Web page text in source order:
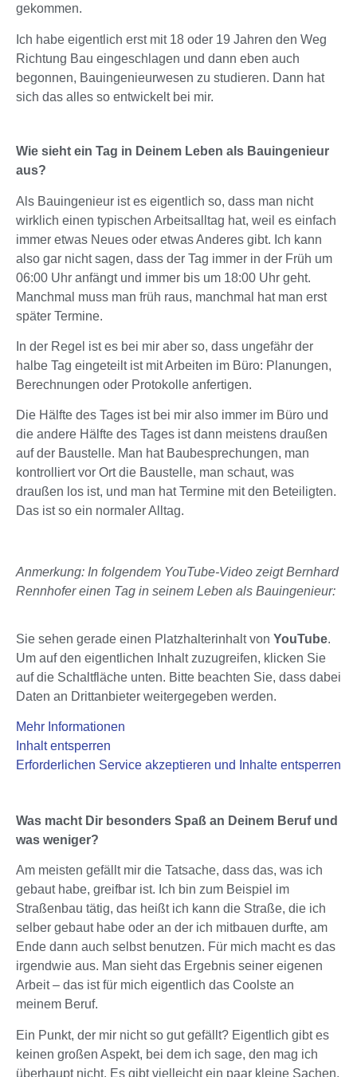
gekommen.
Ich habe eigentlich erst mit 18 oder 19 Jahren den Weg
Richtung Bau eingeschlagen und dann eben auch
begonnen, Bauingenieurwesen zu studieren. Dann hat
sich das alles so entwickelt bei mir.
Wie sieht ein Tag in Deinem Leben als Bauingenieur
aus?
Als Bauingenieur ist es eigentlich so, dass man nicht
wirklich einen typischen Arbeitsalltag hat, weil es einfach
immer etwas Neues oder etwas Anderes gibt. Ich kann
also gar nicht sagen, dass der Tag immer in der Früh um
06:00 Uhr anfängt und immer bis um 18:00 Uhr geht.
Manchmal muss man früh raus, manchmal hat man erst
später Termine.
In der Regel ist es bei mir aber so, dass ungefähr der
halbe Tag eingeteilt ist mit Arbeiten im Büro: Planungen,
Berechnungen oder Protokolle anfertigen.
Die Hälfte des Tages ist bei mir also immer im Büro und
die andere Hälfte des Tages ist dann meistens draußen
auf der Baustelle. Man hat Baubesprechungen, man
kontrolliert vor Ort die Baustelle, man schaut, was
draußen los ist, und man hat Termine mit den Beteiligten.
Das ist so ein normaler Alltag.
Anmerkung: In folgendem YouTube-Video zeigt Bernhard
Rennhofer einen Tag in seinem Leben als Bauingenieur:
Sie sehen gerade einen Platzhalterinhalt von YouTube.
Um auf den eigentlichen Inhalt zuzugreifen, klicken Sie
auf die Schaltfläche unten. Bitte beachten Sie, dass dabei
Daten an Drittanbieter weitergegeben werden.
Mehr Informationen
Inhalt entsperren
Erforderlichen Service akzeptieren und Inhalte entsperren
Was macht Dir besonders Spaß an Deinem Beruf und
was weniger?
Am meisten gefällt mir die Tatsache, dass das, was ich
gebaut habe, greifbar ist. Ich bin zum Beispiel im
Straßenbau tätig, das heißt ich kann die Straße, die ich
selber gebaut habe oder an der ich mitbauen durfte, am
Ende dann auch selbst benutzen. Für mich macht es das
irgendwie aus. Man sieht das Ergebnis seiner eigenen
Arbeit – das ist für mich eigentlich das Coolste an
meinem Beruf.
Ein Punkt, der mir nicht so gut gefällt? Eigentlich gibt es
keinen großen Aspekt, bei dem ich sage, den mag ich
überhaupt nicht. Es gibt vielleicht ein paar kleine Sachen,